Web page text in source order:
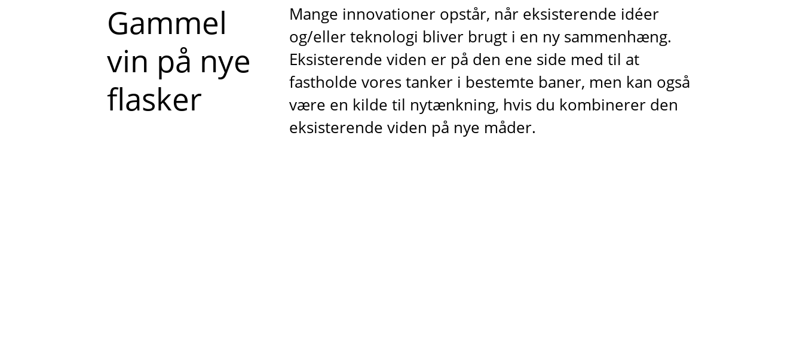
Gammel
vin på nye
flasker
Mange innovationer opstår, når eksisterende idéer
og/eller teknologi bliver brugt i en ny sammenhæng.
Eksisterende viden er på den ene side med til at
fastholde vores tanker i bestemte baner, men kan også
være en kilde til nytænkning, hvis du kombinerer den
eksisterende viden på nye måder.